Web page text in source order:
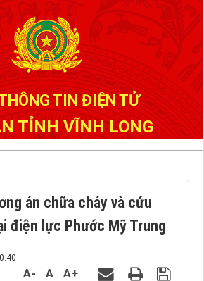
TIN ĐIỆN TỬ
TỈNH VĨNH LONG
án chữa cháy và cứu
điện lực Phước Mỹ Trung
A- A A+